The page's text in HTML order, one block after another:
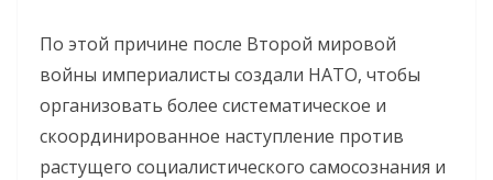
По этой причине после Второй мировой
войны империалисты создали НАТО, чтобы
организовать более систематическое и
скоординированное наступление против
растущего социалистического самосознания и